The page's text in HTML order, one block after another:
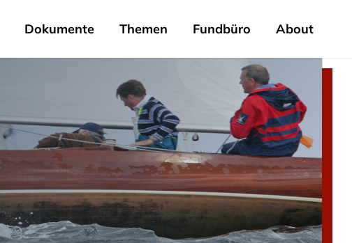
Dokumente Themen Fundbüro About